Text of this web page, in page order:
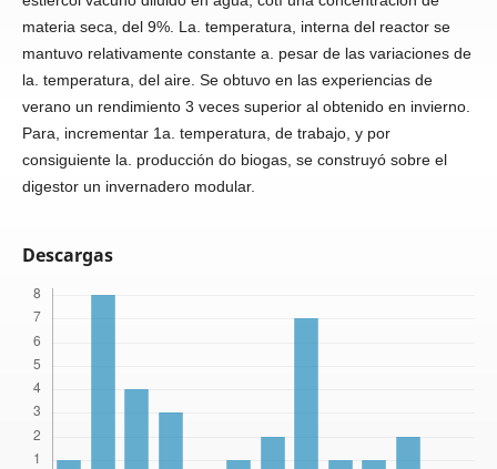
materia seca, del 9%. La. temperatura, interna del reactor se
mantuvo relativamente constante a. pesar de las variaciones de
la. temperatura, del aire. Se obtuvo en las experiencias de
verano un rendimiento 3 veces superior al obtenido en invierno.
Para, incrementar 1a. temperatura, de trabajo, y por
consiguiente la. producción do biogas, se construyó sobre el
digestor un invernadero modular.
Descargas